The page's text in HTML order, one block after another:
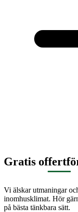
Gratis
Vi älskar utmaningar
inomhusklimat. Hör
på bästa tänkbara sätt.